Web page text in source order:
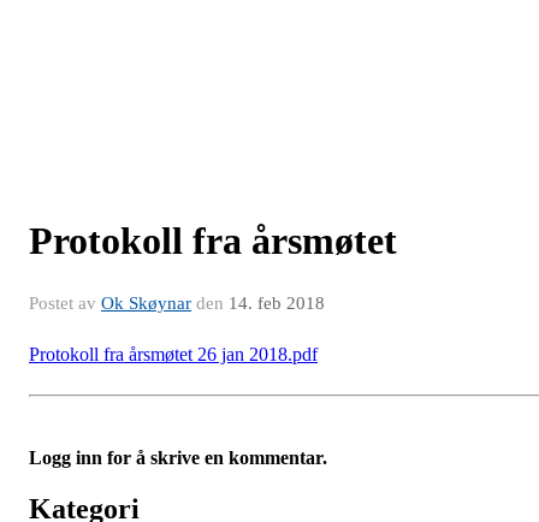
Protokoll fra årsmøtet
Postet av Ok Skøynar den 14. feb 2018
Protokoll fra årsmøtet 26 jan 2018.pdf
Logg inn for å skrive en kommentar.
Kategori